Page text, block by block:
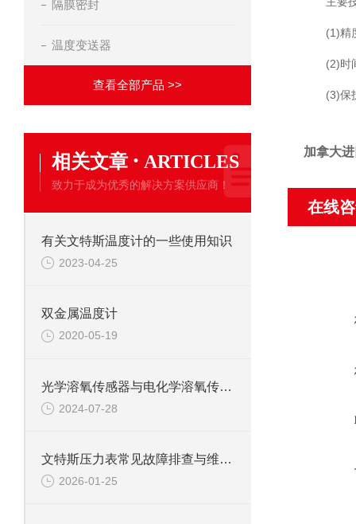
(1)精
(2)时
(3)保
加拿大
在线
隔膜密封
温度变送器
查看全部产品 >>
相关文章 · ARTICLES
致力于成为优秀的解决方案供应商！
有关文特斯温度计的一些使用知识
2023-04-25
双金属温度计
2020-05-19
光学溶氧传感器与电化学溶氧传感器的比较分析
2024-07-28
文特斯压力表常见故障排查与维护技巧
2026-01-25